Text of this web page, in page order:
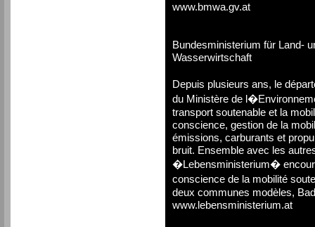
www.bmwa.gv.at
Bundesministerium für Land-
Wasserwirtschaft
Depuis plusieurs ans, le
du Ministère de
transport soutenable et la
conscience, gestion de la
émissions, carburants et
bruit. Ensemble avec les
�Lebensministerium�
conscience de la mobilité
deux communes modèles,
www.lebensministerium.at